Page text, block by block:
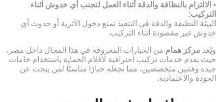
• الالتزام بالنظافة والدقة أثناء العمل لتجنب أي خدوش أثناء
التركيب:
البيئة النظيفة والدقة في التنفيذ تمنع دخول الأتربة أو حدوث أي
خدوش غير مقصودة أثناء التركيب.
ويُعد مركز همام من الخيارات المعروفة في هذا المجال داخل مصر،
حيث يقدم خدمات تركيب احترافية لأفلام الحماية باستخدام خامات
جيدة وفنيين متخصصين، مما يجعله خيارًا مناسبًا لمن يبحث عن
الجودة والاعتمادية.